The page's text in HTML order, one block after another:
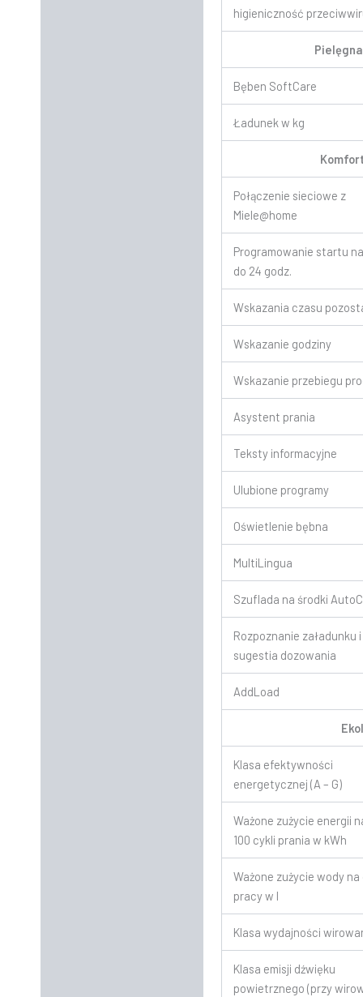
higieniczność
Bęben SoftCare
Ładunek w kg
Połączenie sieciowe z
Miele@home
Programowanie startu
do 24 godz.
Wskazania czasu
Wskazanie godziny
Wskazanie przebiegu
Asystent prania
Teksty informacyjne
Ulubione programy
Oświetlenie bębna
MultiLingua
Szuflada na środki
Rozpoznanie załadunku i
sugestia dozowania
AddLoad
Klasa efektywności
energetycznej (A – G)
Ważone zużycie energii
100 cykli prania w kWh
Ważone zużycie wody
pracy w l
Klasa wydajności
Klasa emisji dźwięku
powietrznego (przy